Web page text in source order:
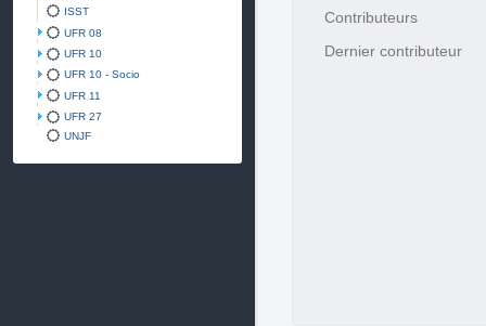
ISST
UFR 08
UFR 10
UFR 10 - Socio
UFR 11
UFR 27
UNJF
Contributeurs
Dernier contributeur